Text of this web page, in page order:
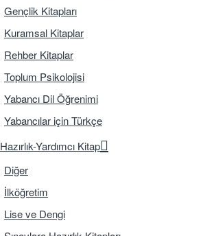
Gençlik Kitapları
Kuramsal Kitaplar
Rehber Kitaplar
Toplum Psikolojisi
Yabancı Dil Öğrenimi
Yabancılar için Türkçe
Yardımcı Kitap
Diğer
İlköğretim
Lise ve Dengi